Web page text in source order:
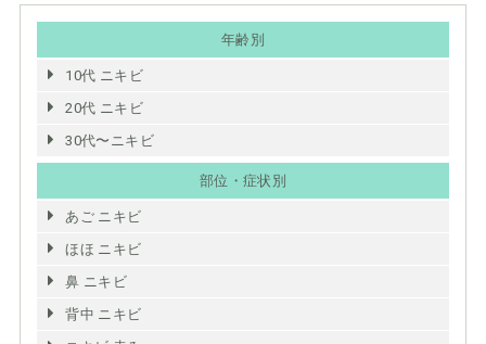
年齢別
10代 ニキビ
20代 ニキビ
30代〜ニキビ
部位・症状別
あご ニキビ
ほほ ニキビ
鼻 ニキビ
背中 ニキビ